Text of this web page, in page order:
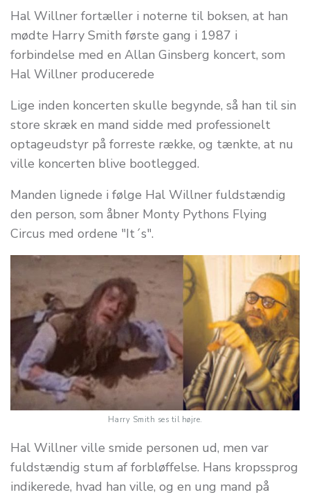
Hal Willner fortæller i noterne til boksen, at han
mødte Harry Smith første gang i 1987 i
forbindelse med en Allan Ginsberg koncert, som
Hal Willner producerede
Lige inden koncerten skulle begynde, så han til sin
store skræk en mand sidde med professionelt
optageudstyr på forreste række, og tænkte, at nu
ville koncerten blive bootlegged.
Manden lignede i følge Hal Willner fuldstændig
den person, som åbner Monty Pythons Flying
Circus med ordene "It´s".
Harry Smith ses til højre.
Hal Willner ville smide personen ud, men var
fuldstændig stum af forbløffelse. Hans kropssprog
indikerede, hvad han ville, og en ung mand på